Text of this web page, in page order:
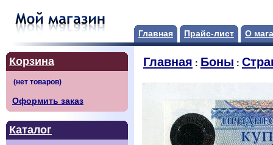
Главная Прайс-лист О
Корзина
Оформить заказ
Каталог
Главная : Боны :